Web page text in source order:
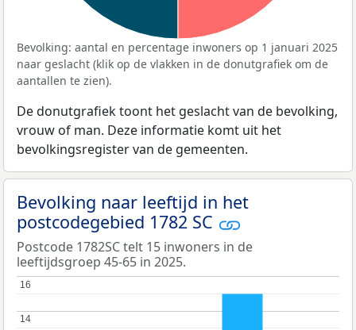
Bevolking: aantal en percentage inwoners op 1 januari 2025
naar geslacht (klik op de vlakken in de donutgrafiek om de
aantallen te zien).
De donutgrafiek toont het geslacht van de bevolking,
vrouw of man. Deze informatie komt uit het
bevolkingsregister van de gemeenten.
Bevolking naar leeftijd in het
postcodegebied 1782 SC
Postcode 1782SC telt 15 inwoners in de
leeftijdsgroep 45-65 in 2025.
14
14
16
16